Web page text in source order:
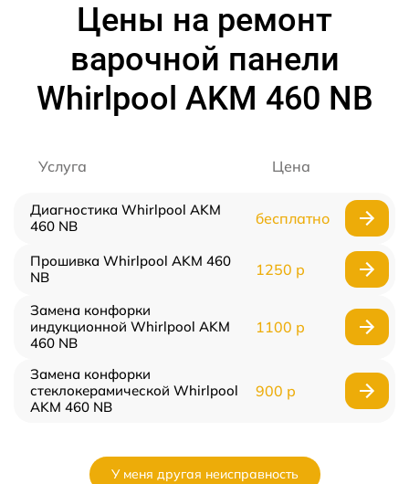
Цены на ремонт
варочной панели
Whirlpool AKM 460 NB
Услуга Цена
Диагностика Whirlpool AKM
460 NB
бесплатно
Прошивка Whirlpool AKM 460
NB
1250 р
Замена конфорки
индукционной Whirlpool AKM
460 NB
1100 р
Замена конфорки
стеклокерамической Whirlpool
AKM 460 NB
900 р
У меня другая неисправность